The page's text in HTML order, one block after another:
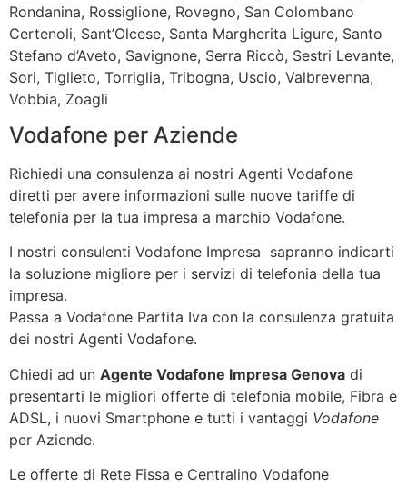
Rondanina, Rossiglione, Rovegno, San Colombano
Certenoli, Sant’Olcese, Santa Margherita Ligure, Santo
Stefano d’Aveto, Savignone, Serra Riccò, Sestri Levante,
Sori, Tiglieto, Torriglia, Tribogna, Uscio, Valbrevenna,
Vobbia, Zoagli
Vodafone per Aziende
Richiedi una consulenza ai nostri Agenti Vodafone
diretti per avere informazioni sulle nuove tariffe di
telefonia per la tua impresa a marchio Vodafone.
I nostri consulenti Vodafone Impresa sapranno indicarti
la soluzione migliore per i servizi di telefonia della tua
impresa.
Passa a Vodafone Partita Iva con la consulenza gratuita
dei nostri Agenti Vodafone.
Chiedi ad un Agente Vodafone Impresa Genova di
presentarti le migliori offerte di telefonia mobile, Fibra e
ADSL, i nuovi Smartphone e tutti i vantaggi Vodafone
per Aziende.
Le offerte di Rete Fissa e Centralino Vodafone